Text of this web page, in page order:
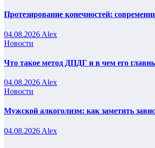
Протезирование конечностей:
04.08.2026 Alex
Новости
Что такое метод ДПДГ и в чем его
04.08.2026 Alex
Новости
Мужской алкоголизм: как заметить
04.08.2026 Alex